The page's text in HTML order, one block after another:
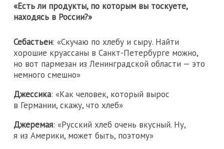
«Есть ли продукты, по которым вы тоскуете,
находясь в России?»
Себастьен: «Скучаю по хлебу и сыру. Найти
хорошие круассаны в Санкт-Петербурге можно,
но вот пармезан из Ленинградской области — это
немного смешно»
Джессика: «Как человек, который вырос
в Германии, скажу, что хлеб»
Джеремая: «Русский хлеб очень вкусный. Ну,
я из Америки, может быть, поэтому»